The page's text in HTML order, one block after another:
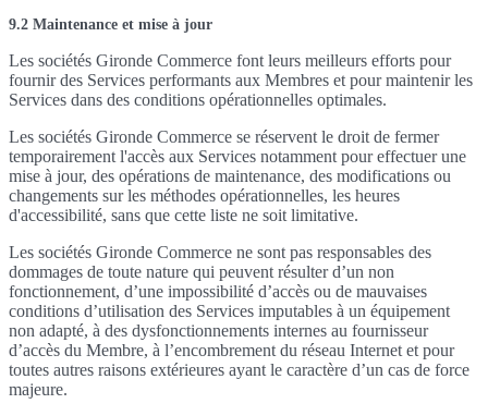
9.2 Maintenance et mise à jour
Les sociétés Gironde Commerce font leurs meilleurs efforts pour
fournir des Services performants aux Membres et pour maintenir les
Services dans des conditions opérationnelles optimales.
Les sociétés Gironde Commerce se réservent le droit de fermer
temporairement l'accès aux Services notamment pour effectuer une
mise à jour, des opérations de maintenance, des modifications ou
changements sur les méthodes opérationnelles, les heures
d'accessibilité, sans que cette liste ne soit limitative.
Les sociétés Gironde Commerce ne sont pas responsables des
dommages de toute nature qui peuvent résulter d’un non
fonctionnement, d’une impossibilité d’accès ou de mauvaises
conditions d’utilisation des Services imputables à un équipement
non adapté, à des dysfonctionnements internes au fournisseur
d’accès du Membre, à l’encombrement du réseau Internet et pour
toutes autres raisons extérieures ayant le caractère d’un cas de force
majeure.